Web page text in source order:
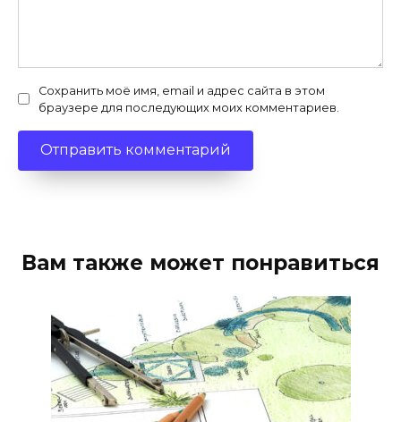
Сохранить моё имя, email и адрес сайта в этом
браузере для последующих моих комментариев.
Вам также может понравиться